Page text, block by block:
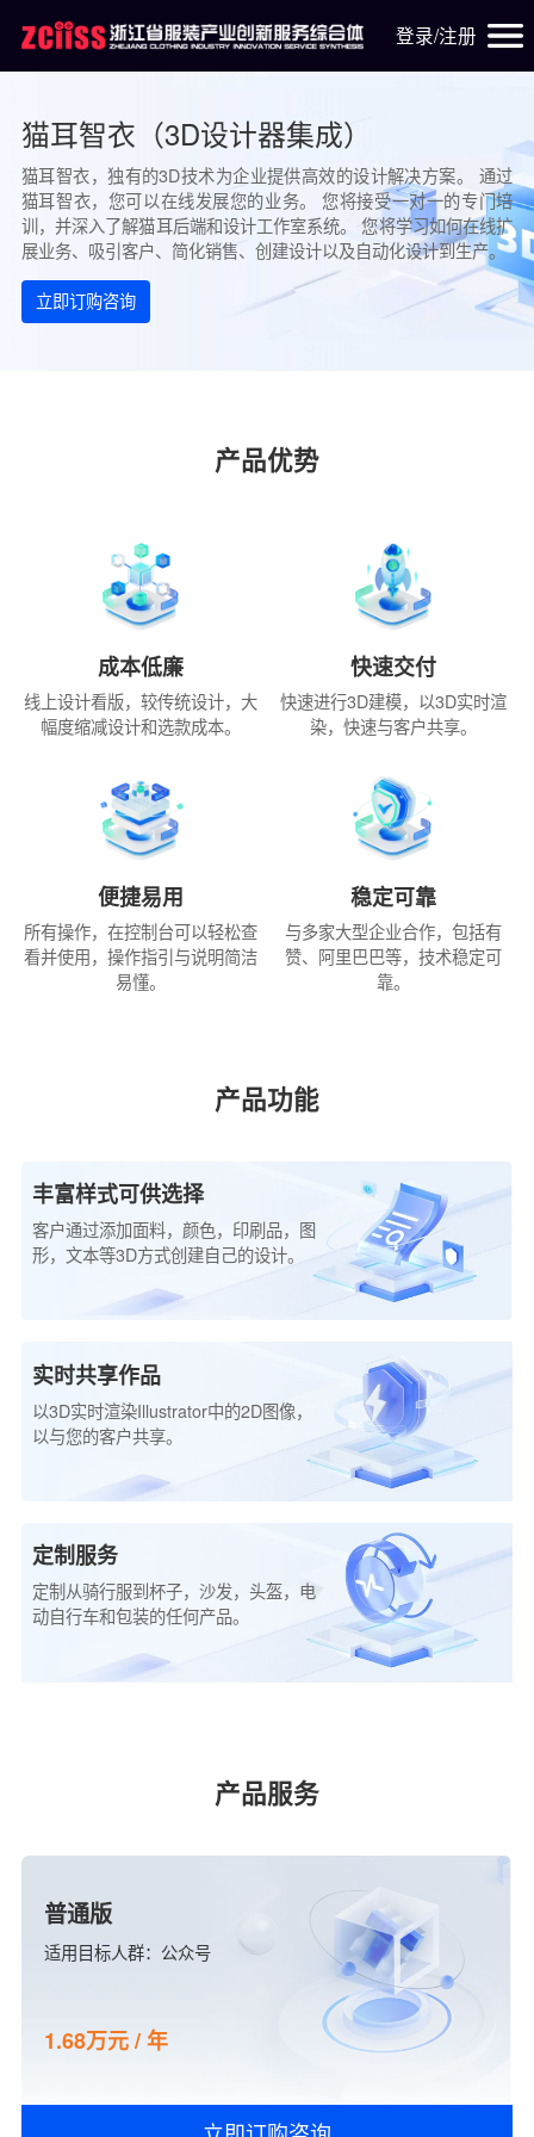
登录/注册
猫耳智衣（3D设计器集成）
猫耳智衣，独有的3D技术为企业提供高效的设计解决方案。 通过
猫耳智衣，您可以在线发展您的业务。 您将接受一对一的专门培
训，并深入了解猫耳后端和设计工作室系统。 您将学习如何在线扩
展业务、吸引客户、简化销售、创建设计以及自动化设计到生产。
立即订购咨询
产品优势
成本低廉
线上设计看版，较传统设计，大
幅度缩减设计和选款成本。
快速交付
快速进行3D建模，以3D实时渲
染，快速与客户共享。
便捷易用
所有操作，在控制台可以轻松查
看并使用，操作指引与说明简洁
易懂。
稳定可靠
与多家大型企业合作，包括有
赞、阿里巴巴等，技术稳定可
靠。
产品功能
丰富样式可供选择
客户通过添加面料，颜色，印刷品，图
形，文本等3D方式创建自己的设计。
实时共享作品
以3D实时渲染Illustrator中的2D图像，
以与您的客户共享。
定制服务
定制从骑行服到杯子，沙发，头盔，电
动自行车和包装的任何产品。
产品服务
普通版
适用目标人群：公众号
1.68万元 / 年